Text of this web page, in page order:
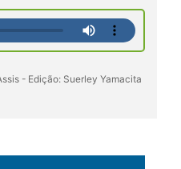
- Edição: Suerley Yamacita